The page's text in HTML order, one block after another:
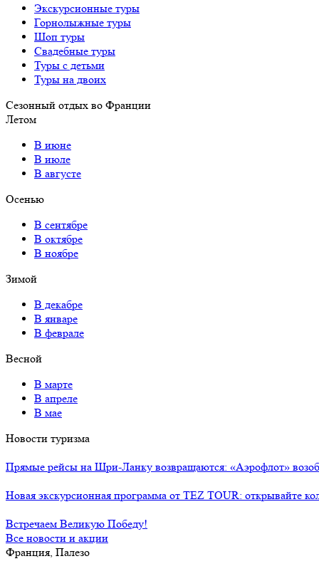
Экскурсионные туры
Горнолыжные туры
Шоп туры
Свадебные туры
Туры с детьми
Туры на двоих
Сезонный отдых во Франции
Летом
В июне
В июле
В августе
Осенью
В сентябре
В октябре
В ноябре
Зимой
В декабре
В январе
В феврале
Весной
В марте
В апреле
В мае
Новости туризма
Прямые рейсы на Шри-Ланку возвращаются: «Аэрофлот»
Новая экскурсионная программа от TEZ TOUR: открывайте
Встречаем Великую Победу!
Все новости и акции
Франция, Палезо